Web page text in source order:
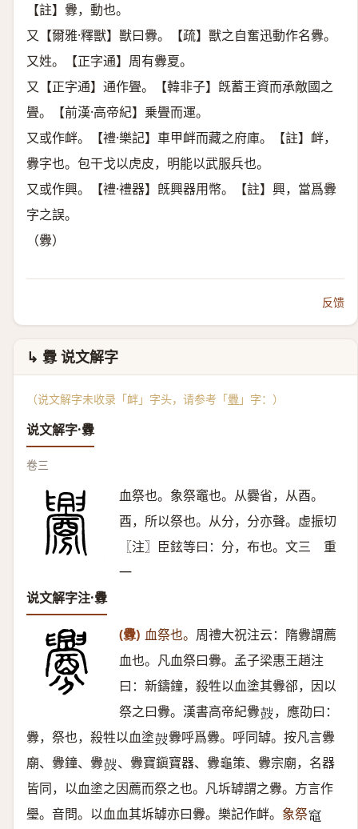
【註】釁，動也。
又【爾雅·釋獸】獸曰釁。【疏】獸之自奮迅動作名釁。
又姓。【正字通】周有釁夏。
又【正字通】通作舋。【韓非子】旣蓄王資而承敵國之
舋。【前漢·高帝紀】乗舋而運。
又或作衅。【禮·樂記】車甲衅而藏之府庫。【註】衅，
釁字也。包干戈以虎皮，明能以武服兵也。
又或作興。【禮·禮器】旣興器用幣。【註】興，當爲釁
字之誤。
（釁）
反馈
↳ 釁 说文解字
（说文解字未收录「衅」字头，请参考「釁 」字：）
说文解字·釁
卷三
血祭也。象祭竈也。从爨省，从酉。
酉，所以祭也。从分，分亦聲。虚振切
〖注〗臣鉉等曰：分，布也。文三 重
一
说文解字注·釁
(釁) 血祭也。 周禮大祝注云：隋釁謂薦
血也。凡血祭曰釁。孟子梁惠王趙注
曰：新鑄鐘，殺牲以血塗其釁郤，因以
祭之曰釁。漢書高帝紀釁𡔷 ，應劭曰：
釁，祭也，殺牲以血塗𡔷 釁呼爲釁。呼同罅。按凡言釁
廟、釁鐘、釁𡔷 、釁寶鎭寶器、釁龜策、釁宗廟，名器
皆同，以血塗之因薦而祭之也。凡坼罅謂之釁。方言作
璺。音問。以血血其坼罅亦曰釁。樂記作衅。 象祭𫁘